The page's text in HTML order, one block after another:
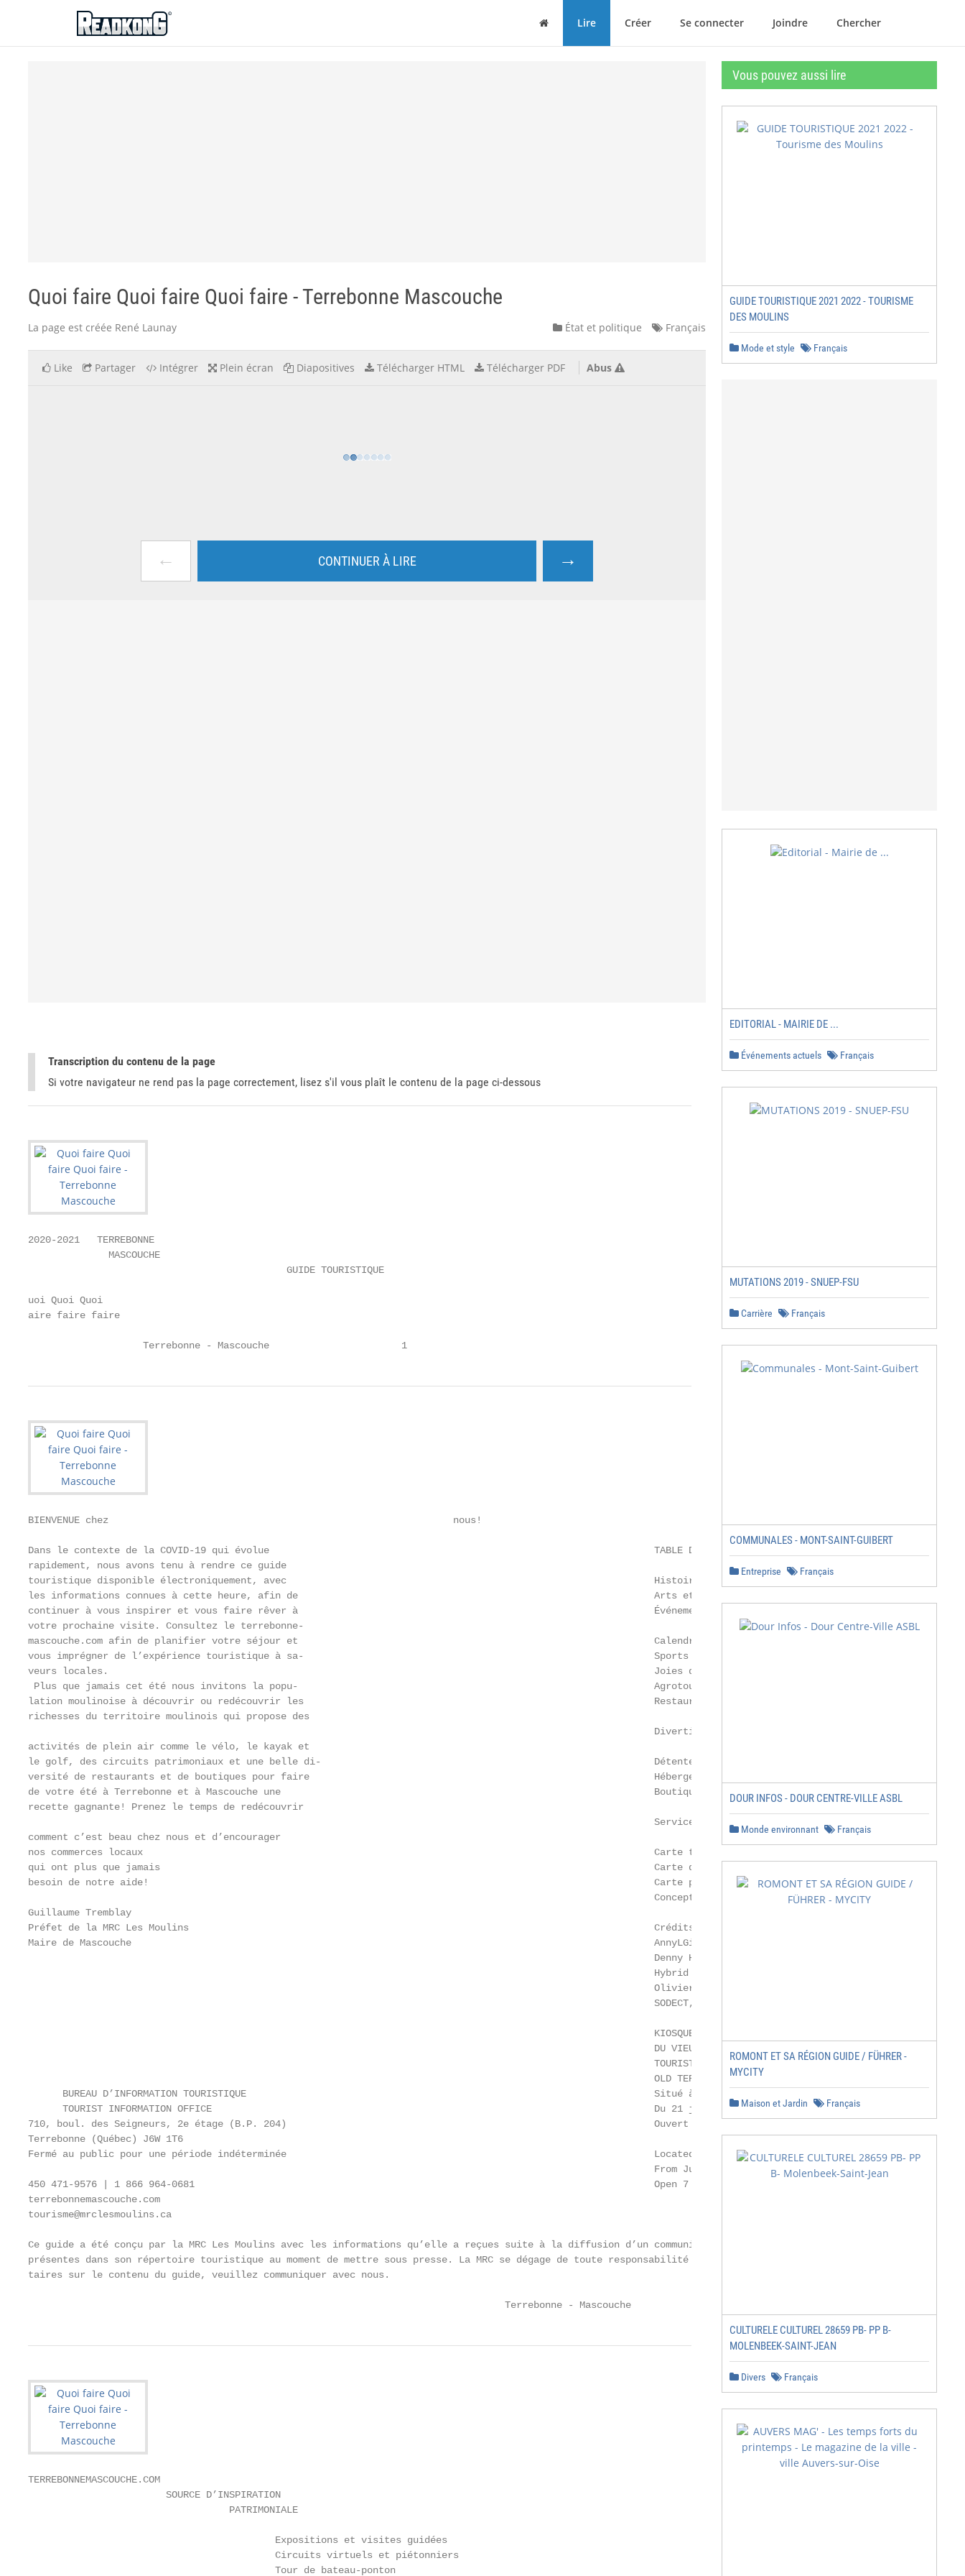
ReadkonG
MaisonLire Créer Se connecter Joindre Chercher
Quoi faire Quoi faire Quoi faire - Terrebonne Mascouche
La page est créée René Launay État et politique Français
Like Partager Intégrer Plein écran Diapositives Télécharger HTML Télécharger PDF Abus
← CONTINUER À LIRE →
Transcription du contenu de la page
Si votre navigateur ne rend pas la page correctement, lisez s'il vous plaît le contenu de la page ci-dessous
2020-2021   TERREBONNE
              MASCOUCHE
                                             GUIDE TOURISTIQUE
uoi Quoi Quoi
aire faire faire
                    Terrebonne - Mascouche                       1
BIENVENUE chez                                                            nous!
Dans le contexte de la COVID-19 qui évolue                                                                   TABLE DES MATIÈRES
rapidement, nous avons tenu à rendre ce guide
touristique disponible électroniquement, avec                                                                Histoire et patrimoine
les informations connues à cette heure, afin de                                                              Arts et culture
continuer à vous inspirer et vous faire rêver à                                                              Événements
votre prochaine visite. Consultez le terrebonne-
mascouche.com afin de planifier votre séjour et                                                              Calendrier
vous imprégner de l’expérience touristique à sa-                                                             Sports et plein air
veurs locales.                                                                                               Joies d’hiver
Plus que jamais cet été nous invitons la popu-                                                              Agrotouristiques et tourisme gourmand ..... 21
lation moulinoise à découvrir ou redécouvrir les                                                             Restaurants
richesses du territoire moulinois qui propose des
Divertissement
activités de plein air comme le vélo, le kayak et
le golf, des circuits patrimoniaux et une belle di-                                                          Détente
versité de restaurants et de boutiques pour faire                                                            Hébergement
de votre été à Terrebonne et à Mascouche une                                                                 Boutiques
recette gagnante! Prenez le temps de redécouvrir
                                                                                                             Services / Affaires et location de salles....... 46
comment c’est beau chez nous et d’encourager
nos commerces locaux                                                                                         Carte touristique
qui ont plus que jamais                                                                                      Carte du Vieux-Terrebonne
besoin de notre aide!                                                                                        Carte parc du Grand-Coteau (Mascouche)
                                                                                                             Conception graphique : pixocreation.com
Guillaume Tremblay
Préfet de la MRC Les Moulins                                                                                 Crédits photos :
Maire de Mascouche                                                                                           AnnyLGiguère-SHRT, Arbour Photographe,
                                                                                                             Denny Hollick, Ferlandphoto, GPAT , G4 MEDIA,
                                                                                                             Hybrid Dynamic Media, Michel Julien, Olivier Croteau,
                                                                                                             Olivier Lamarre, Poirier, Simon Laroche, SODAM,
                                                                                                             SODECT, Ville de Terrebonne, Ville de Mascouche.
                                                                                                             KIOSQUE D’INFORMATION TOURISTIQUE
                                                                                                             DU VIEUX-TERREBONNE
                                                                                                             TOURIST INFORMATION KIOSK IN
                                                                                                             OLD TERREBONNE
      BUREAU D’INFORMATION TOURISTIQUE                                                                       Situé à l’entrée de l’Île-des-Moulins
      TOURIST INFORMATION OFFICE                                                                             Du 21 juin jusqu’à la fin août.
710, boul. des Seigneurs, 2e étage (B.P. 204)                                                                Ouvert 7 jours sur 7 de 10 h a 18 h
Terrebonne (Québec) J6W 1T6
Fermé au public pour une période indéterminée                                                                Located at the entrance of Île-des-Moulins
                                                                                                             From June 21 until the end of August.
450 471-9576 | 1 866 964-0681                                                                                Open 7 days a week from 10 a.m. to 6 p.m.
terrebonnemascouche.com
tourisme@mrclesmoulins.ca
Ce guide a été conçu par la MRC Les Moulins avec les informations qu’elle a reçues suite à la diffusion d’un communiqué d’appel à tous le 4 décembre 2019 et
présentes dans son répertoire touristique au moment de mettre sous presse. La MRC se dégage de toute responsabilité à l’égard de l’exactitude des informations
taires sur le contenu du guide, veuillez communiquer avec nous.
                                                                                   Terrebonne - Mascouche
TERREBONNEMASCOUCHE.COM
                        SOURCE D’INSPIRATION
                                   PATRIMONIALE
                                           Expositions et visites guidées
                                           Circuits virtuels et piétonniers
                                           Tour de bateau-ponton
Vous pouvez aussi lire
GUIDE TOURISTIQUE 2021 2022 - TOURISME
DES MOULINS
Mode et style Français
EDITORIAL - MAIRIE DE ...
Événements actuels Français
MUTATIONS 2019 - SNUEP-FSU
Carrière Français
COMMUNALES - MONT-SAINT-GUIBERT
Entreprise Français
DOUR INFOS - DOUR CENTRE-VILLE ASBL
Monde environnant Français
ROMONT ET SA RÉGION GUIDE / FÜHRER -
MYCITY
Maison et Jardin Français
CULTURELE CULTUREL 28659 PB- PP B-
MOLENBEEK-SAINT-JEAN
Divers Français